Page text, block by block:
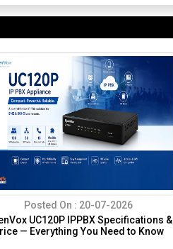
Posted On : 20-07-2026
UC120P IPPBX Specifications &
— Everything You Need to Know